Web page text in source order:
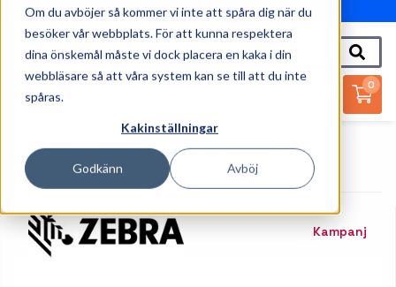
Om du avböjer så kommer vi inte att spåra dig när du
besöker vår webbplats. För att kunna respektera
dina önskemål måste vi dock placera en kaka i din
webbläsare så att våra system kan se till att du inte
spåras.
Kakinställningar
Godkänn Avböj
010-162 61 95
0
Startsida Skrivare
Tillbehör Skrivare
Skrivarhuvud
Zebra - Skrivhuvud
Kampanj